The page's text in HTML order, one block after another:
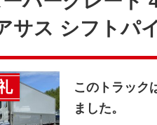
サス シフトパ
このトラック
ました。